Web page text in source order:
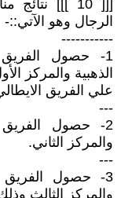
[[[ 10 ]]]
الرجال وهو الآتي::-
-----------
1- حصول الفريق
الذهبية والمركز
علي الفريق الايطالي
---
2- حصول الفريق
والمركز الثاني.
---
3- حصول الفريق
والمركز الثالث